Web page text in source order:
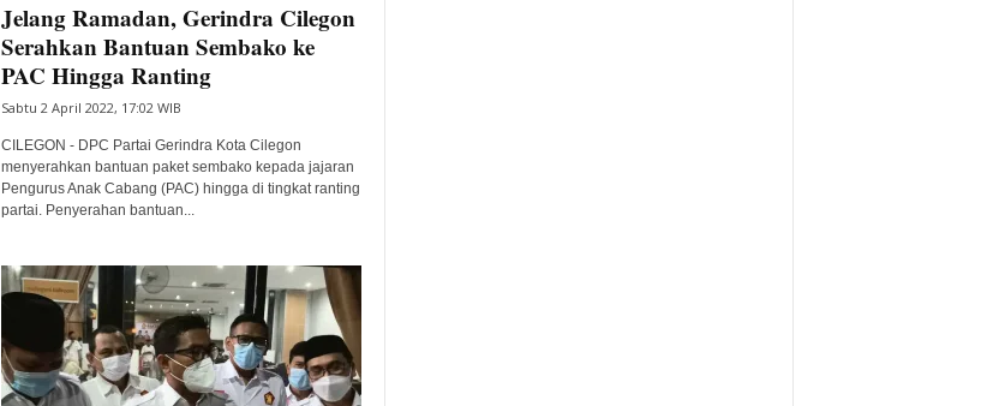
Jelang Ramadan, Gerindra Cilegon
Serahkan Bantuan Sembako ke
PAC Hingga Ranting
Sabtu 2 April 2022, 17:02 WIB
CILEGON - DPC Partai Gerindra Kota Cilegon
menyerahkan bantuan paket sembako kepada jajaran
Pengurus Anak Cabang (PAC) hingga di tingkat ranting
partai. Penyerahan bantuan...